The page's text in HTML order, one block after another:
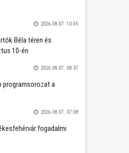
2026.08.07. 10:45
Béla téren és
10-én
2026.08.07. 08:37
programsorozat a
2026.08.07. 07:08
fogadalmi